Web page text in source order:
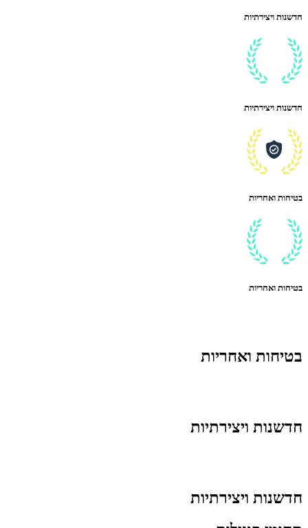
חדשנות ויצירתיות
חדשנות ויצירתיות
בטיחות ואחריות
בטיחות ואחריות
בטיחות ואחריות
חדשנות ויצירתיות
חדשנות ויצירתיות